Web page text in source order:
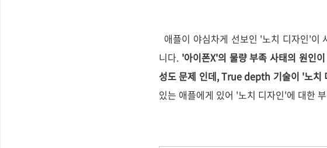
애플이 야심차게 선보인 '노치 디자인'이
니다. '아이폰X'의 물량 부족 사태의 원인
성도 문제 인데, True depth 기술이 '노치
있는 애플에게 있어 '노치 디자인'에 대한